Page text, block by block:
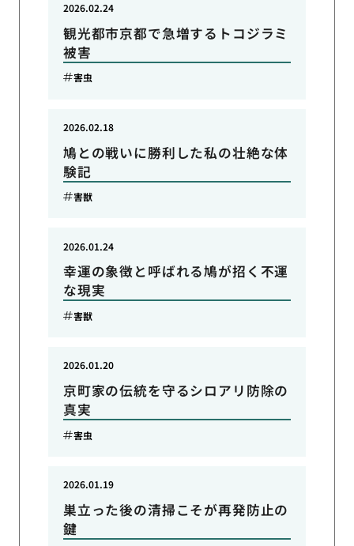
観光都市京都で急増するトコジラミ
被害
2026.02.24
害虫
鳩との戦いに勝利した私の壮絶な体
験記
2026.02.18
害獣
幸運の象徴と呼ばれる鳩が招く不運
な現実
2026.01.24
害獣
京町家の伝統を守るシロアリ防除の
真実
2026.01.20
害虫
巣立った後の清掃こそが再発防止の
鍵
2026.01.19